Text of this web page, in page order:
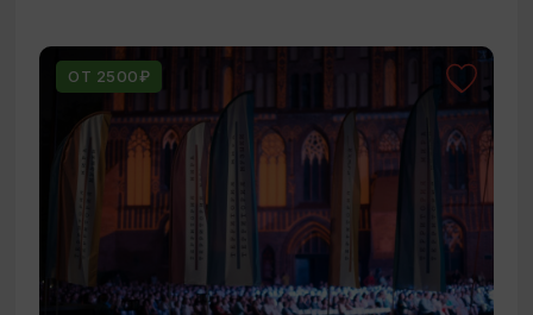
ОТ 2500₽